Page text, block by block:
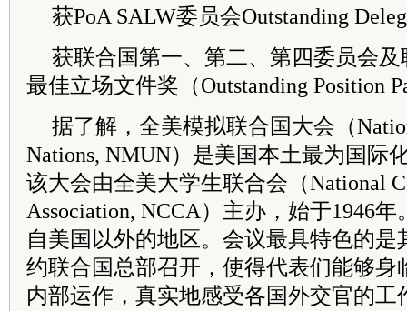
获PoA SALW委员会Outstanding
获联合国第一、第二、第四委员会
最佳立场文件奖（Outstanding Position
据了解，全美模拟联合国大会（
Nations, NMUN）是美国本土最为国际
该大会由全美大学生联合会（National
Association, NCCA）主办，始于1946
自美国以外的地区。会议最具特色的是
约联合国总部召开，使得代表们能够身
内部运作，真实地感受各国外交官的工